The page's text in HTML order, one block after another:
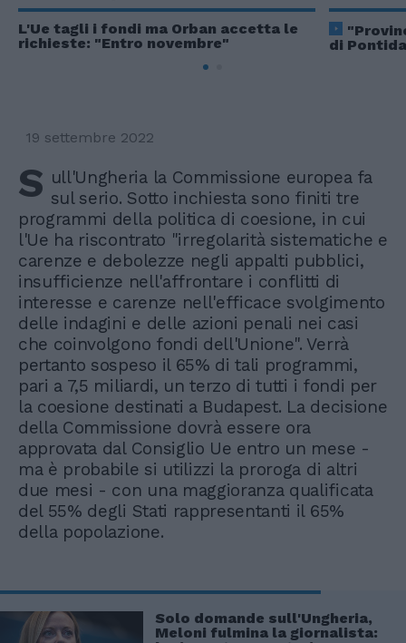
L'Ue tagli i fondi ma Orban accetta le
richieste: "Entro novembre"
di
19 settembre 2022
S ull'Ungheria la Commissione europea fa
sul serio. Sotto inchiesta sono finiti tre
programmi della politica di coesione, in cui
l'Ue ha riscontrato "irregolarità sistematiche e
carenze e debolezze negli appalti pubblici,
insufficienze nell'affrontare i conflitti di
interesse e carenze nell'efficace svolgimento
delle indagini e delle azioni penali nei casi
che coinvolgono fondi dell'Unione". Verrà
pertanto sospeso il 65% di tali programmi,
pari a 7,5 miliardi, un terzo di tutti i fondi per
la coesione destinati a Budapest. La decisione
della Commissione dovrà essere ora
approvata dal Consiglio Ue entro un mese -
ma è probabile si utilizzi la proroga di altri
due mesi - con una maggioranza qualificata
del 55% degli Stati rappresentanti il 65%
della popolazione.
Solo domande sull'Ungheria,
Meloni fulmina la giornalista: